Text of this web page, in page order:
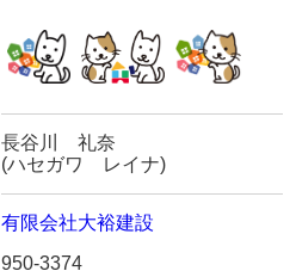
長谷川 礼奈
(ハセガワ レイナ)
有限会社大裕建設
950-3374